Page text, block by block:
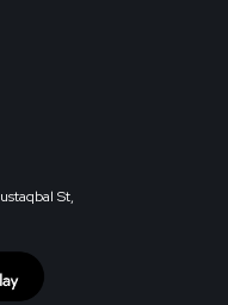
St,